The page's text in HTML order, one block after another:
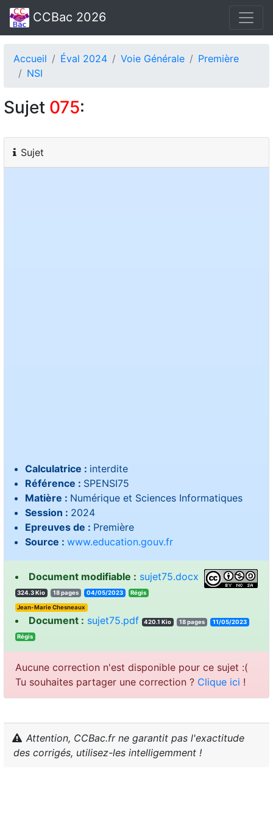
CCBac 2026
Accueil Éval 2024 Voie Générale
Première
NSI
Sujet 075:
Sujet
Calculatrice : interdite
Référence : SPENSI75
Matière : Numérique et Sciences Informatiques
Session : 2024
Epreuves de : Première
Source : www.education.gouv.fr
Document modifiable : sujet75.docx
324.3 Kio 18 pages 04/05/2023 sigéR
Jean-Marie Chesneaux
Document : sujet75.pdf 420.1 Kio 18 pages 11/05/2023
sigéR
Aucune correction n'est disponible pour ce sujet :(
Tu souhaites partager une correction ? Clique ici !
Attention, CCBac.fr ne garantit pas l'exactitude
des corrigés, utilisez-les intelligemment !